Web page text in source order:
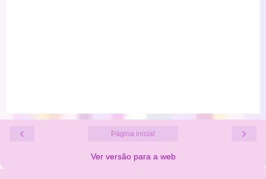
‹ ›
Página inicial
Ver versão para a web